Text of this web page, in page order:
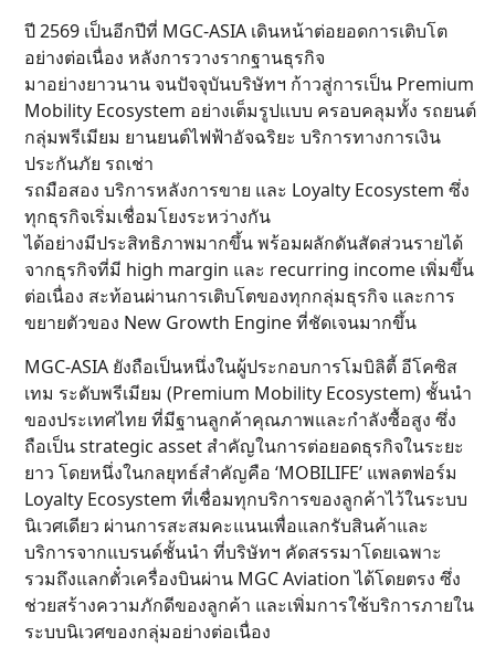
ปี 2569 เป็นอีกปีที่ MGC-ASIA เดินหน้าต่อยอดการเติบโต
อย่างต่อเนื่อง หลังการวางรากฐานธุรกิจ
มาอย่างยาวนาน จนปัจจุบันบริษัทฯ ก้าวสู่การเป็น Premium
Mobility Ecosystem อย่างเต็มรูปแบบ ครอบคลุมทั้ง รถยนต์
กลุ่มพรีเมียม ยานยนต์ไฟฟ้าอัจฉริยะ บริการทางการเงิน
ประกันภัย รถเช่า
รถมือสอง บริการหลังการขาย และ Loyalty Ecosystem ซึ่ง
ทุกธุรกิจเริ่มเชื่อมโยงระหว่างกัน
ได้อย่างมีประสิทธิภาพมากขึ้น พร้อมผลักดันสัดส่วนรายได้
จากธุรกิจที่มี high margin และ recurring income เพิ่มขึ้น
ต่อเนื่อง สะท้อนผ่านการเติบโตของทุกกลุ่มธุรกิจ และการ
ขยายตัวของ New Growth Engine ที่ชัดเจนมากขึ้น
MGC-ASIA ยังถือเป็นหนึ่งในผู้ประกอบการโมบิลิตี้ อีโคซิส
เทม ระดับพรีเมียม (Premium Mobility Ecosystem) ชั้นนำ
ของประเทศไทย ที่มีฐานลูกค้าคุณภาพและกำลังซื้อสูง ซึ่ง
ถือเป็น strategic asset สำคัญในการต่อยอดธุรกิจในระยะ
ยาว โดยหนึ่งในกลยุทธ์สำคัญคือ ‘MOBILIFE’ แพลตฟอร์ม
Loyalty Ecosystem ที่เชื่อมทุกบริการของลูกค้าไว้ในระบบ
นิเวศเดียว ผ่านการสะสมคะแนนเพื่อแลกรับสินค้าและ
บริการจากแบรนด์ชั้นนำ ที่บริษัทฯ คัดสรรมาโดยเฉพาะ
รวมถึงแลกตั๋วเครื่องบินผ่าน MGC Aviation ได้โดยตรง ซึ่ง
ช่วยสร้างความภักดีของลูกค้า และเพิ่มการใช้บริการภายใน
ระบบนิเวศของกลุ่มอย่างต่อเนื่อง